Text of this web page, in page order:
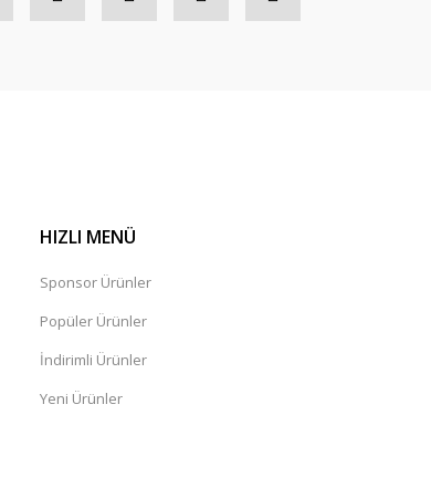
HIZLI MENÜ
Sponsor Ürünler
Popüler Ürünler
İndirimli Ürünler
Yeni Ürünler